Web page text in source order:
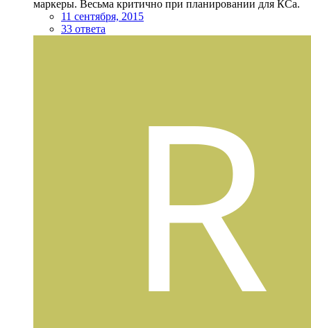
маркеры. Весьма критично при планировании для КСа.
11 сентября, 2015
33 ответа